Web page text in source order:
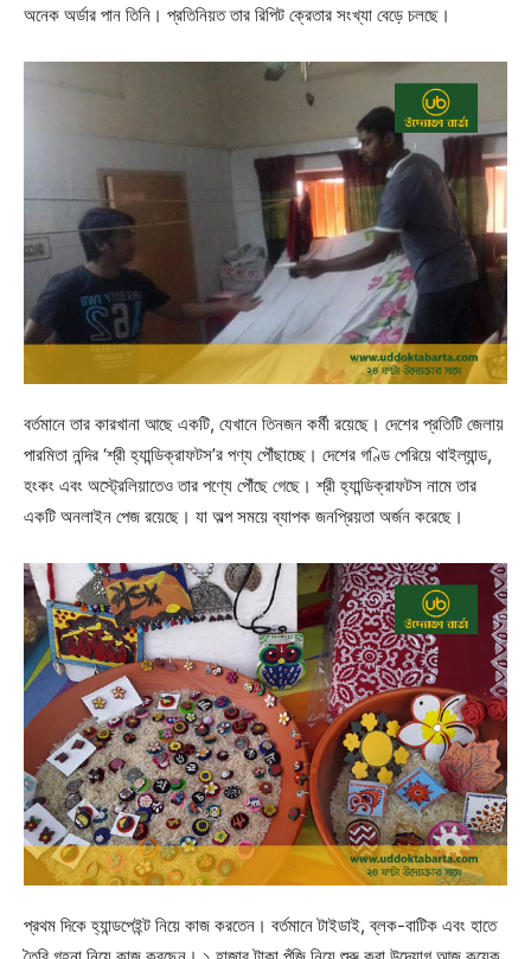
অনেক অর্ডার পান তিনি। প্রতিনিয়ত তার রিপিট ক্রেতার সংখ্যা বেড়ে চলছে।
বর্তমানে তার কারখানা আছে একটি, যেখানে তিনজন কর্মী রয়েছে। দেশের প্রতিটি জেলায়
পারমিতা নন্দির ‘শ্রী হ্যান্ডিক্রাফটস’র পণ্য পৌঁছাচ্ছে। দেশের গণ্ডি পেরিয়ে থাইল্যান্ড,
হংকং এবং অস্ট্রেলিয়াতেও তার পণ্যে পৌঁছে গেছে। শ্রী হ্যান্ডিক্রাফটস নামে তার
একটি অনলাইন পেজ রয়েছে। যা অল্প সময়ে ব্যাপক জনপ্রিয়তা অর্জন করেছে।
প্রথম দিকে হ্যান্ডপেইন্ট নিয়ে কাজ করতেন। বর্তমানে টাইডাই, ব্লক-বাটিক এবং হাতে